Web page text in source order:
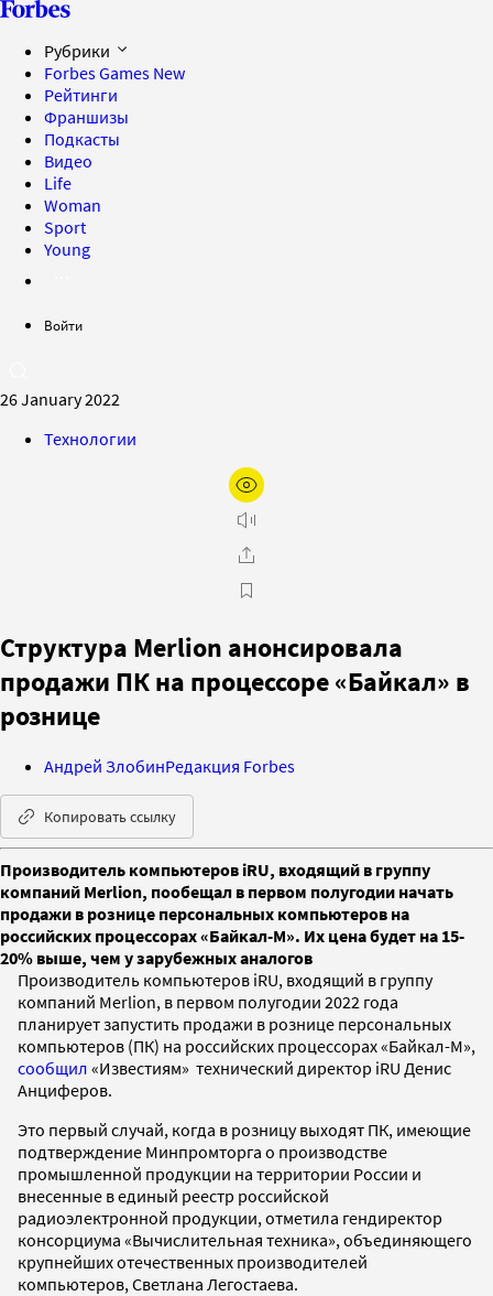
Рубрики
Forbes Games New
Рейтинги
Франшизы
Подкасты
Видео
Life
Woman
Sport
Young
Войти
26 January 2022
Технологии
Структура Merlion анонсировала
продажи ПК на процессоре «Байкал» в
рознице
Андрей ЗлобинРедакция Forbes
Копировать ссылку
Производитель компьютеров iRU, входящий в группу
компаний Merlion, пообещал в первом полугодии начать
продажи в рознице персональных компьютеров на
российских процессорах «Байкал-М». Их цена будет на 15-
20% выше, чем у зарубежных аналогов
Производитель компьютеров iRU, входящий в группу
компаний Merlion, в первом полугодии 2022 года
планирует запустить продажи в рознице персональных
компьютеров (ПК) на российских процессорах «Байкал-М»,
сообщил «Известиям» технический директор iRU Денис
Анциферов.
Это первый случай, когда в розницу выходят ПК, имеющие
подтверждение Минпромторга о производстве
промышленной продукции на территории России и
внесенные в единый реестр российской
радиоэлектронной продукции, отметила гендиректор
консорциума «Вычислительная техника», объединяющего
крупнейших отечественных производителей
компьютеров, Светлана Легостаева.